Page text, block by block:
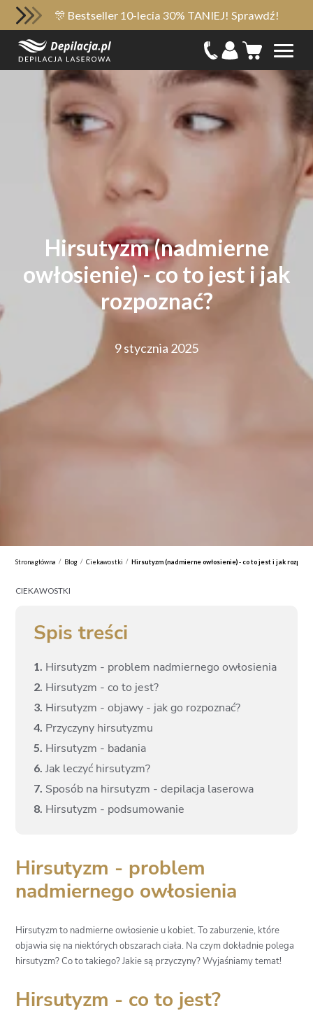
🎊 Bestseller 10-lecia 30% TANIEJ! Sprawdź!
Hirsutyzm (nadmierne
owłosienie) - co to jest i jak
rozpoznać?
9 stycznia 2025
Strona główna / Blog / Ciekawostki / Hirsutyzm (nadmierne owłosienie) - co to jest i jak
CIEKAWOSTKI
Spis treści
1. Hirsutyzm - problem nadmiernego owłosienia
2. Hirsutyzm - co to jest?
3. Hirsutyzm - objawy - jak go rozpoznać?
4. Przyczyny hirsutyzmu
5. Hirsutyzm - badania
6. Jak leczyć hirsutyzm?
7. Sposób na hirsutyzm - depilacja laserowa
8. Hirsutyzm - podsumowanie
Hirsutyzm - problem
nadmiernego owłosienia
Hirsutyzm to nadmierne owłosienie u kobiet. To zaburzenie, które
objawia się na niektórych obszarach ciała. Na czym dokładnie polega
hirsutyzm? Co to takiego? Jakie są przyczyny? Wyjaśniamy temat!
Hirsutyzm - co to jest?